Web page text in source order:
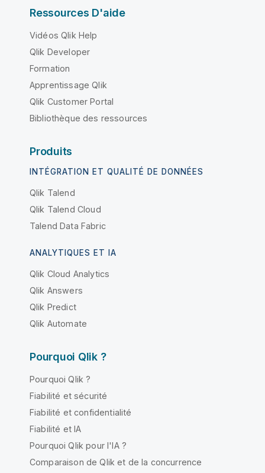
Ressources D'aide
Vidéos Qlik Help
Qlik Developer
Formation
Apprentissage Qlik
Qlik Customer Portal
Bibliothèque des ressources
Produits
INTÉGRATION ET QUALITÉ DE DONNÉES
Qlik Talend
Qlik Talend Cloud
Talend Data Fabric
ANALYTIQUES ET IA
Qlik Cloud Analytics
Qlik Answers
Qlik Predict
Qlik Automate
Pourquoi Qlik ?
Pourquoi Qlik ?
Fiabilité et sécurité
Fiabilité et confidentialité
Fiabilité et IA
Pourquoi Qlik pour l'IA ?
Comparaison de Qlik et de la concurrence